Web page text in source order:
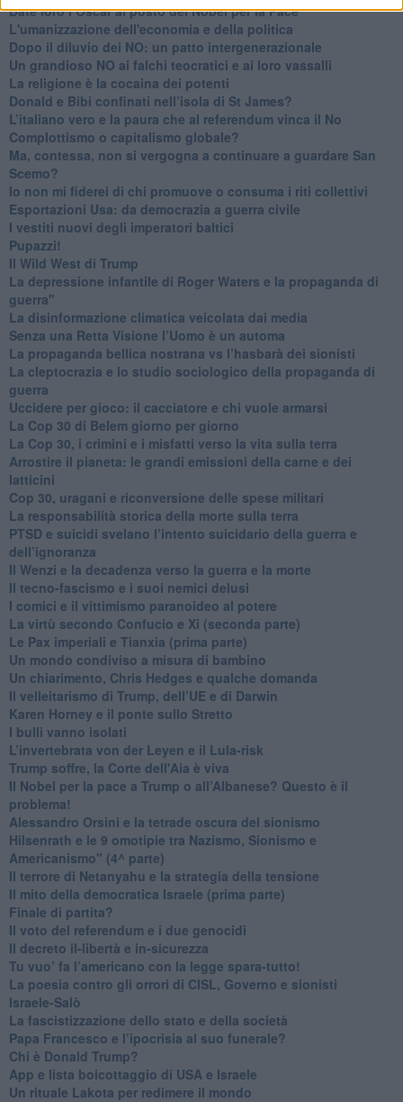
​Date loro l’Oscar al posto del Nobel per la Pace
L'umanizzazione dell'economia e della politica
​Dopo il diluvio dei NO: un patto intergenerazionale
​Un grandioso NO ai falchi teocratici e ai loro vassalli
La religione è la cocaina dei potenti
Donald e Bibi confinati nell’isola di St James?
L’italiano vero e la paura che al referendum vinca il No
​Complottismo o capitalismo globale?
​Ma, contessa, non si vergogna a continuare a guardare San
Scemo?
​Io non mi fiderei di chi promuove o consuma i riti collettivi
Esportazioni Usa: da democrazia a guerra civile
​I vestiti nuovi degli imperatori baltici
​Pupazzi!
​Il Wild West di Trump
​La depressione infantile di Roger Waters e la propaganda di
guerra"
​La disinformazione climatica veicolata dai media
Senza una Retta Visione l’Uomo è un automa
​La propaganda bellica nostrana vs l’hasbarà dei sionisti
​La cleptocrazia e lo studio sociologico della propaganda di
guerra
​Uccidere per gioco: il cacciatore e chi vuole armarsi
​La Cop 30 di Belem giorno per giorno
La Cop 30, i crimini e i misfatti verso la vita sulla terra
Arrostire il pianeta: le grandi emissioni della carne e dei
latticini
​Cop 30, uragani e riconversione delle spese militari
La responsabilità storica della morte sulla terra
PTSD e suicidi svelano l’intento suicidario della guerra e
dell’ignoranza
Il Wenzi e la decadenza verso la guerra e la morte
​Il tecno-fascismo e i suoi nemici delusi
​I comici e il vittimismo paranoideo al potere
​La virtù secondo Confucio e Xi (seconda parte)
Le Pax imperiali e Tianxia (prima parte)
Un mondo condiviso a misura di bambino
​Un chiarimento, Chris Hedges e qualche domanda
Il velleitarismo di Trump, dell’UE e di Darwin
​Karen Horney e il ponte sullo Stretto
​I bulli vanno isolati
L’invertebrata von der Leyen e il Lula-risk
Trump soffre, la Corte dell'Aia è viva
​Il Nobel per la pace a Trump o all’Albanese? Questo è il
problema!
​Alessandro Orsini e la tetrade oscura del sionismo
​Hilsenrath e le 9 omotipie tra Nazismo, Sionismo e
Americanismo" (4^ parte)
​Il terrore di Netanyahu e la strategia della tensione
Il mito della democratica Israele (prima parte)
​Finale di partita?
​Il voto del referendum e i due genocidi
Il decreto il-libertà e in-sicurezza
Tu vuo’ fa l’americano con la legge spara-tutto!
La poesia contro gli orrori di CISL, Governo e sionisti
Israele-Salò
​La fascistizzazione dello stato e della società
Papa Francesco e l’ipocrisia al suo funerale?
​Chi è Donald Trump?
App e lista boicottaggio di USA e Israele
​Un rituale Lakota per redimere il mondo